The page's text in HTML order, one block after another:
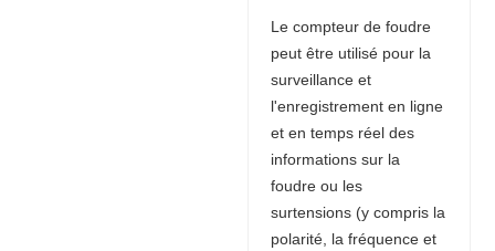
Le compteur de foudre
peut être utilisé pour la
surveillance et
l'enregistrement en ligne
et en temps réel des
informations sur la
foudre ou les
surtensions (y compris la
polarité, la fréquence et